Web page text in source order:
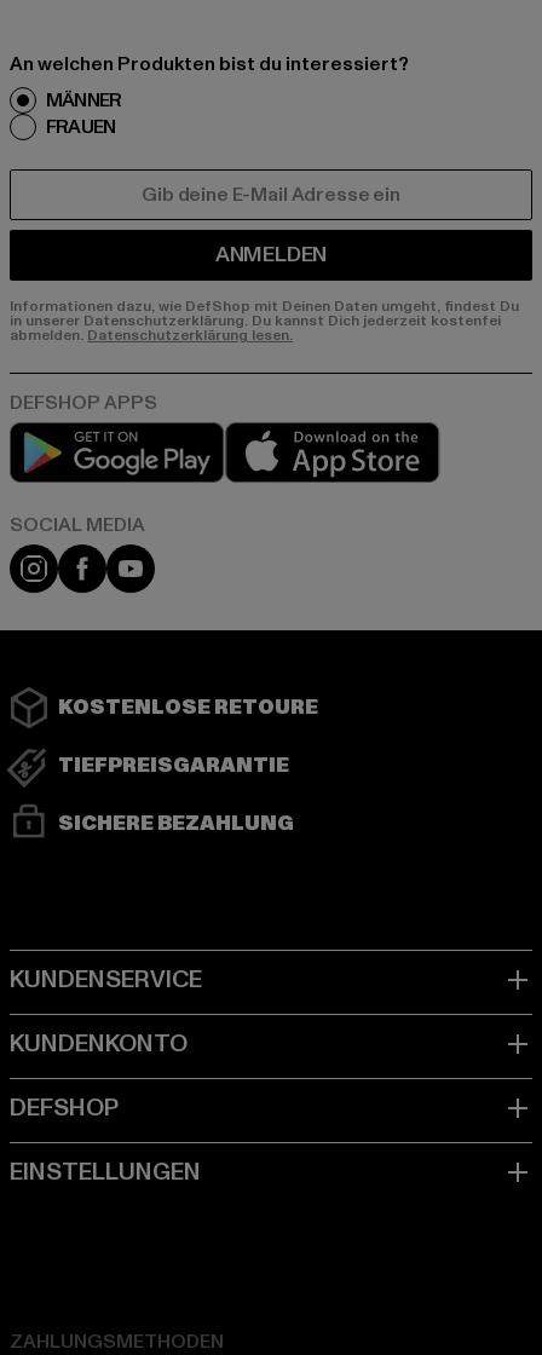
An welchen Produkten bist du interessiert?
MÄNNER
FRAUEN
ANMELDEN
Informationen dazu, wie DefShop mit Deinen Daten umgeht, findest Du
in unserer Datenschutzerklärung. Du kannst Dich jederzeit kostenfei
abmelden. Datenschutzerklärung lesen.
Play market
Instagram
FacebookYouTube
KOSTENLOSE RETOURE
TIEFPREISGARANTIE
SICHERE BEZAHLUNG
ZAHLUNGSMETHODEN